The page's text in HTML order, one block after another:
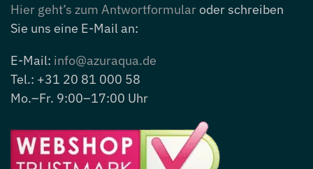
Hier geht’s zum Antwortformularoder schreiben
Sie uns eine E-Mail an:
E-Mail: info@azuraqua.de
Tel.: +31 20 81 000 58
Mo.–Fr. 9:00–17:00 Uhr